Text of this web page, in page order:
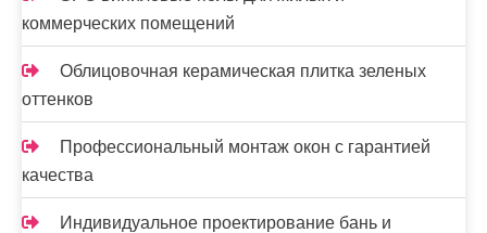
коммерческих помещений
Облицовочная керамическая плитка зеленых
оттенков
Профессиональный монтаж окон с гарантией
качества
Индивидуальное проектирование бань и